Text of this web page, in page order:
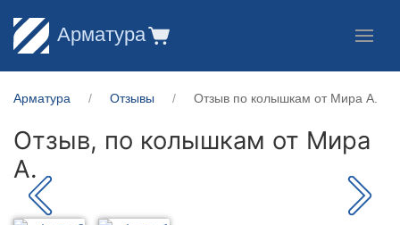
Арматура
Арматура Отзывы Отзыв по колышкам от Мира А.
Отзыв, по колышкам от Мира
А.